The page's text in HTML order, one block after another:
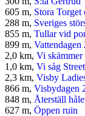
605 m, Stora
288 m, Sveriges
855 m, Tullar vid
899 m, Vattendagen
2,0 km, Vi skämmer
1,0 km, Vi såg
2,3 km, Visby
866 m, Visbydagen
848 m, Återställ
627 m, Öppen ruin